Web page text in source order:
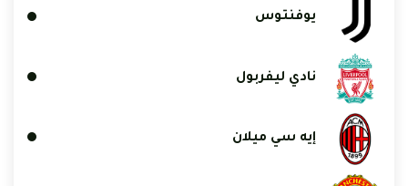
يوفنتوس
نادي ليفربول
إيه سي ميلان